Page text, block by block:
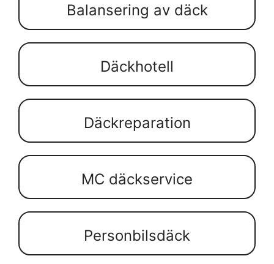
Balansering av däck
Däckhotell
Däckreparation
MC däckservice
Personbilsdäck